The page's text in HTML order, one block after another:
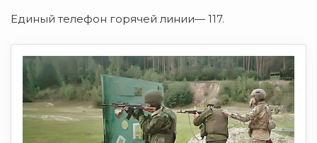
Единый телефон горячей линии— 117.